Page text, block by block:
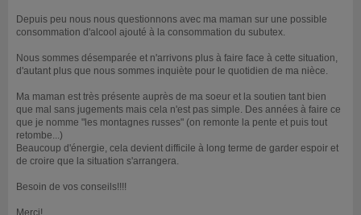
Depuis peu nous nous questionnons avec ma maman sur une possible
consommation d'alcool ajouté à la consommation du subutex.
Nous sommes désemparée et n'arrivons plus à faire face à cette situation,
d'autant plus que nous sommes inquiète pour le quotidien de ma nièce.
Ma maman est très présente auprès de ma soeur et la soutien tant bien
que mal sans jugements mais cela n'est pas simple. Des années à faire ce
que je nomme "les montagnes russes" (on remonte la pente et puis tout
retombe...)
Beaucoup d'énergie, cela devient difficile à long terme de garder espoir et
de croire que la situation s'arrangera.
Besoin de vos conseils!!!!
Merci!